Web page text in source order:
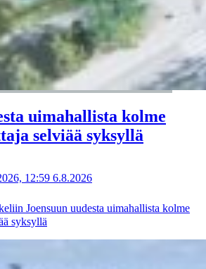
uimahallista kolme
selviää syksyllä
12:59 6.8.2026
Joensuun uudesta uimahallista kolme
syksyllä